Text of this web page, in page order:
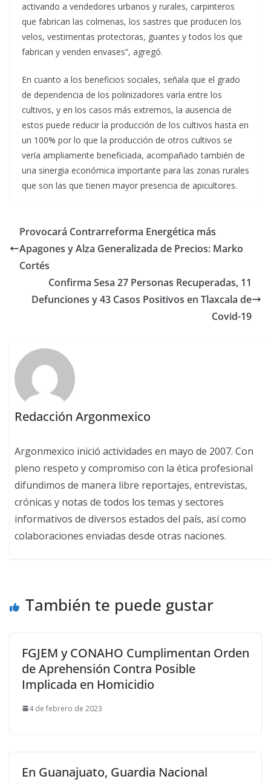
activando a vendedores urbanos y rurales, carpinteros
que fabrican las colmenas, los sastres que producen los
velos, vestimentas protectoras, guantes y todos los que
fabrican y venden envases”, agregó.
En cuanto a los beneficios sociales, señala que el grado
de dependencia de los polinizadores varía entre los
cultivos, y en los casos más extremos, la ausencia de
estos puede reducir la producción de los cultivos hasta en
un 100% por lo que la producción de otros cultivos se
vería ampliamente beneficiada, acompañado también de
una sinergia económica importante para las zonas rurales
que son las que tienen mayor presencia de apicultores.
Provocará Contrarreforma Energética más
Apagones y Alza Generalizada de Precios: Marko
Cortés
Confirma Sesa 27 Personas Recuperadas, 11
Defunciones y 43 Casos Positivos en Tlaxcala de
Covid-19
Redacción Argonmexico
Argonmexico inició actividades en mayo de 2007. Con
pleno respeto y compromiso con la ética profesional
difundimos de manera libre reportajes, entrevistas,
crónicas y notas de todos los temas y sectores
informativos de diversos estados del país, así como
colaboraciones enviadas desde otras naciones.
También te puede gustar
FGJEM y CONAHO Cumplimentan Orden
de Aprehensión Contra Posible
Implicada en Homicidio
4 de febrero de 2023
En Guanajuato, Guardia Nacional